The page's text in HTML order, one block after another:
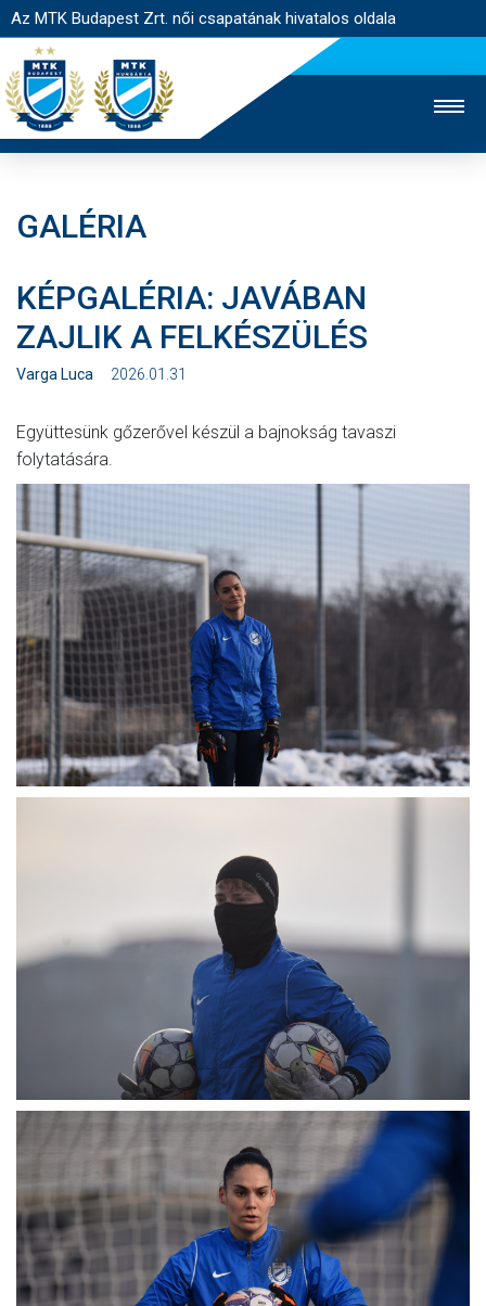
Az MTK Budapest Zrt. női csapatának hivatalos oldala
JEGYÉRTÉKESÍTÉS
WEBSHOP
STADION
EGYESÜLET
KAPCSOLAT
HÍREK
CSAPAT
JELENTKEZÉS
KLUB
GALÉRIA
SZURKOLÓI ÉLMÉNYEK
SAJTÓ
GALÉRIA
KÉPGALÉRIA: JAVÁBAN
ZAJLIK A FELKÉSZÜLÉS
Varga Luca 2026.01.31
Együttesünk gőzerővel készül a bajnokság tavaszi
folytatására.